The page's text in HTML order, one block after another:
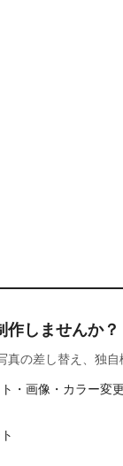
作しませんか？
の差し替え、独
・画像・カラー変更